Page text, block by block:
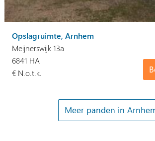
Opslagruimte, Arnhem
Meijnerswijk 13a
6841 HA
€ N.o.t.k.
Meer panden in